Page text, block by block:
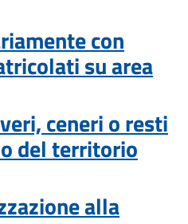
con
su area
ceneri o resti
del territorio
alla